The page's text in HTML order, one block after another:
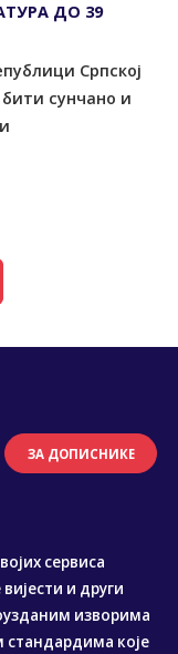
ДО 39
Српској
сунчано и
ЗА ДОПИСНИКЕ
сервиса
и други
изворима
стандардима које